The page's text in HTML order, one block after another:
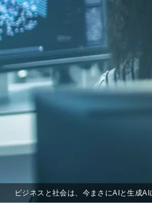
ビジネスと社会は、今まさにAIと生成